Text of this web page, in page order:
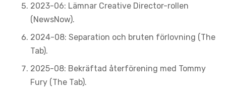
2023-06: Lämnar Creative Director-rollen
(NewsNow).
2024-08: Separation och bruten förlovning (The
Tab).
2025-08: Bekräftad återförening med Tommy
Fury (The Tab).